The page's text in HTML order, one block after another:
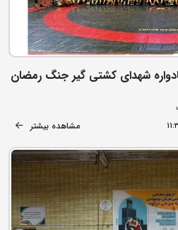
شهدای کشتی گیر جنگ رمضان
مشاهده بیشتر